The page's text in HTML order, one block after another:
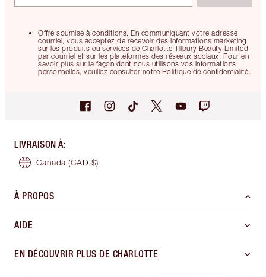
Offre soumise à conditions. En communiquant votre adresse
courriel, vous acceptez de recevoir des informations marketing
sur les produits ou services de Charlotte Tilbury Beauty Limited
par courriel et sur les plateformes des réseaux sociaux. Pour en
savoir plus sur la façon dont nous utilisons vos informations
personnelles, veuillez consulter notre Politique de confidentialité.
LIVRAISON À:
Canada (CAD $)
À PROPOS
AIDE
EN DÉCOUVRIR PLUS DE CHARLOTTE